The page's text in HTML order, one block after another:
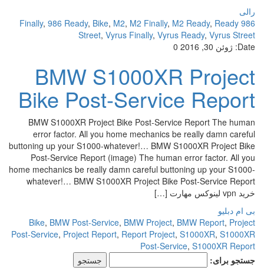
رالی
986 Finally
,986 Ready,Bike,M2,M2 Finally,M2 Ready,Ready
Street,Vyrus Finally,Vyrus Ready,Vyrus Street
Date: ژوئن 30, 2016 0
BMW S1000XR Project
Bike Post-Service Report
BMW S1000XR Project Bike Post-Service Report The human
error factor. All you home mechanics be really damn careful
buttoning up your S1000-whatever!… BMW S1000XR Project Bike
Post-Service Report (image) The human error factor. All you
home mechanics be really damn careful buttoning up your S1000-
whatever!… BMW S1000XR Project Bike Post-Service Report
خرید vpn لینوکس مهارت […]
بی ام دبلیو
Bike,BMW Post-Service,BMW Project,BMW Report,Project
Post-Service,Project Report,Report Project,S1000XR,S1000XR
Post-Service,S1000XR Report
جستجو برای: